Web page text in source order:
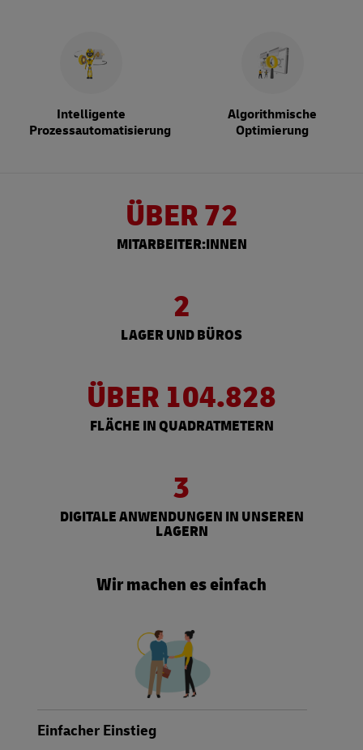
Intelligente
Prozessautomatisierung
Algorithmische
Optimierung
ÜBER 72
MITARBEITER:INNEN
2
LAGER UND BÜROS
ÜBER 104.828
FLÄCHE IN QUADRATMETERN
3
DIGITALE ANWENDUNGEN IN UNSEREN
LAGERN
Wir machen es einfach
Einfacher Einstieg